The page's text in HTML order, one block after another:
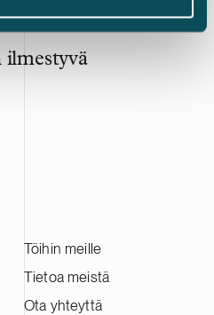
Töihin meille
Tietoa meistä
Ota yhteyttä